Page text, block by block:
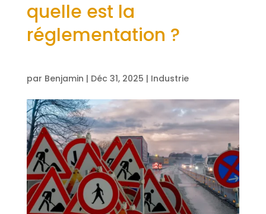
quelle est la
réglementation ?
par Benjamin | Déc 31, 2025 | Industrie